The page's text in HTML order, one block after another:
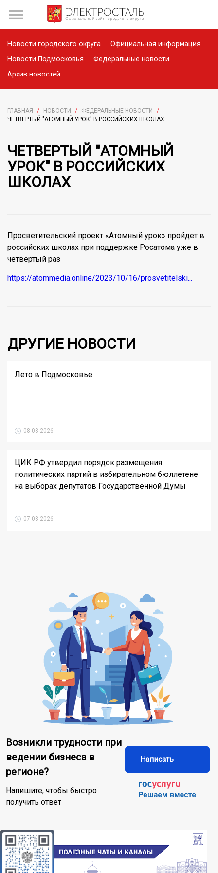
Новости городского округа
Официальная информация
Новости Подмосковья
Федеральные новости
Архив новостей
ГЛАВНАЯ / НОВОСТИ / ФЕДЕРАЛЬНЫЕ НОВОСТИ
/
ЧЕТВЕРТЫЙ "АТОМНЫЙ УРОК" В РОССИЙСКИХ ШКОЛАХ
ЧЕТВЕРТЫЙ "АТОМНЫЙ
УРОК" В РОССИЙСКИХ
ШКОЛАХ
Просветительский проект «Атомный урок» пройдет в
российских школах при поддержке Росатома уже в
четвертый раз
https://atommedia.online/2023/10/16/prosvetitelski...
ДРУГИЕ НОВОСТИ
Лето в Подмосковье
08-08-2026
ЦИК РФ утвердил порядок размещения
политических партий в избирательном бюллетене
на выборах депутатов Государственной Думы
07-08-2026
Возникли трудности при
ведении бизнеса в
регионе?
Напишите, чтобы быстро
получить ответ
Написать